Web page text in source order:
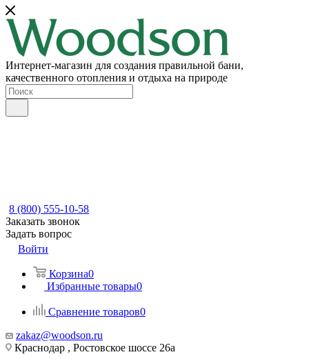
Интернет-магазин для создания правильной бани,
качественного отопления и отдыха на природе
8 (800) 555-10-58
Заказать звонок
Задать вопрос
Войти
Корзина0
Избранные товары0
Сравнение товаров0
zakaz@woodson.ru
Краснодар , Ростовское шоссе 26а